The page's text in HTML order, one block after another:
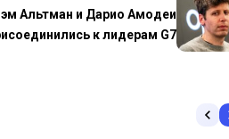
Альтман и Дарио Амодеи
к лидерам G7